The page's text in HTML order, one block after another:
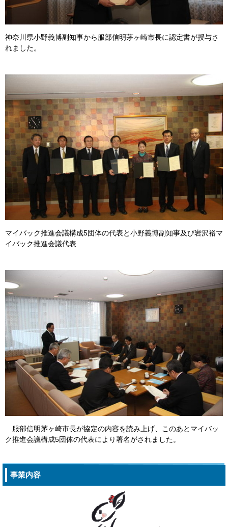
神奈川県小野義博副知事から服部信明茅ヶ崎市長に認定書が授与さ
れました。
マイバック推進会議構成5団体の代表と小野義博副知事及び岩沢裕マ
イバック推進会議代表
服部信明茅ヶ崎市長が協定の内容を読み上げ、このあとマイバッ
ク推進会議構成5団体の代表により署名がされました。
事業内容